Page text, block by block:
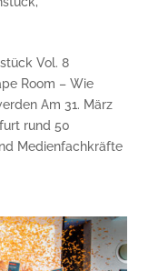
Vol. 8
Room – Wie
Am 31. März
rund 50
Medienfachkräfte